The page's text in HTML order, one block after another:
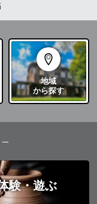
地域
から探す
験・遊ぶ